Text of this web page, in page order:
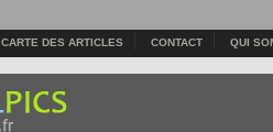
CARTE DES ARTICLES CONTACT QUI